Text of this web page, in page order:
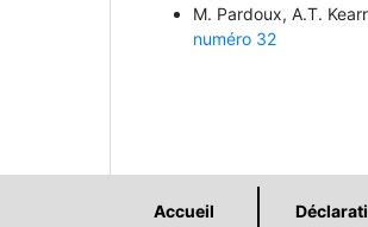
M. Pardoux, A.T.
numéro 32
Accueil